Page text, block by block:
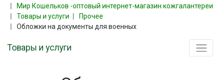
Мир Кошельков -оптовый интернет-магазин кожгалантереи
Товары и услуги
Прочее
Обложки на документы для военных
Товары и услуги